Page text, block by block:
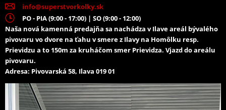
info@superstvorkolky.sk
PO - PIA (9:00 - 17:00) | SO (9:00 - 12:00)
Naša nová kamenná predajňa sa nachádza v Ilave areál bývalého
pivovaru vo dvore na ťahu v smere z Ilavy na Homôlku resp.
Prievidzu a to 150m za kruháčom smer Prievidza. Vjazd do areálu
pivovaru.
Adresa: Pivovarská 58, Ilava 019 01